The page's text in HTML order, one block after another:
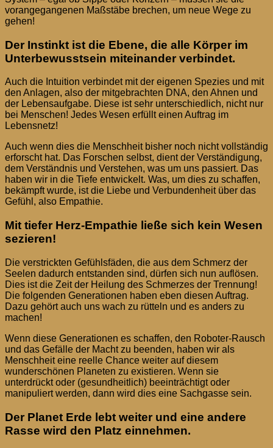
vorangegangenen Maßstäbe brechen, um neue Wege zu
gehen!
Der Instinkt ist die Ebene, die alle Körper im
Unterbewusstsein miteinander verbindet.
Auch die Intuition verbindet mit der eigenen Spezies und mit
den Anlagen, also der mitgebrachten DNA, den Ahnen und
der Lebensaufgabe. Diese ist sehr unterschiedlich, nicht nur
bei Menschen! Jedes Wesen erfüllt einen Auftrag im
Lebensnetz!
Auch wenn dies die Menschheit bisher noch nicht vollständig
erforscht hat. Das Forschen selbst, dient der Verständigung,
dem Verständnis und Verstehen, was um uns passiert. Das
haben wir in die Tiefe entwickelt. Was, um dies zu schaffen,
bekämpft wurde, ist die Liebe und Verbundenheit über das
Gefühl, also Empathie.
Mit tiefer Herz-Empathie ließe sich kein Wesen
sezieren!
Die verstrickten Gefühlsfäden, die aus dem Schmerz der
Seelen dadurch entstanden sind, dürfen sich nun auflösen.
Dies ist die Zeit der Heilung des Schmerzes der Trennung!
Die folgenden Generationen haben eben diesen Auftrag.
Dazu gehört auch uns wach zu rütteln und es anders zu
machen!
Wenn diese Generationen es schaffen, den Roboter-Rausch
und das Gefälle der Macht zu beenden, haben wir als
Menschheit eine reelle Chance weiter auf diesem
wunderschönen Planeten zu existieren. Wenn sie
unterdrückt oder (gesundheitlich) beeinträchtigt oder
manipuliert werden, dann wird dies eine Sachgasse sein.
Der Planet Erde lebt weiter und eine andere
Rasse wird den Platz einnehmen.